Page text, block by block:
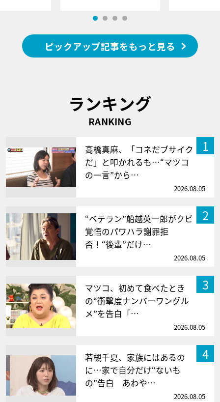
ピックアップ記事をもっと見る
ランキング
RANKING
1
高橋真麻、「コネだブサイク
だ」と叩かれるも…“マツコ
の一言”から…
2026.08.05
2
“ベテラン”船越英一郎がクビ
覚悟のパワハラ謝罪拒
否！“後輩”だけ…
2026.08.05
3
マツコ、初めて食べたとき
の“衝撃度ナンバーワングル
メ”を告白「…
2026.08.05
4
若槻千夏、家族にはあるの
に…家で自分だけ“ないも
の”告白 あわや…
2026.08.05